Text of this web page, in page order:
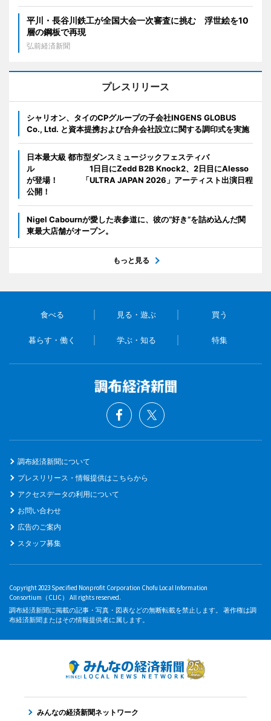
平川・長谷川鉄工が全国大会一次審査に挑む 浮世絵を10
層の鋼板で再現
弘前経済新聞
プレスリリース
シャリオン、タイのCPグループの子会社INGENS GLOBUS
Co., Ltd. と資本提携および合弁会社設立に関する調印式を実施
日本最大級 都市型ダンスミュージックフェスティバ
ル 1日目にZedd B2B Knock2、2日目にAlesso
が登場！ 「ULTRA JAPAN 2026」アーティスト出演日程
公開！
Nigel Cabournが愛した表参道に、彼の“好き”を詰め込んだ関
東最大店舗がオープン。
もっと見る
食べる 見る・遊ぶ 買う
暮らす・働く 学ぶ・知る 特集
調布経済新聞について
プレスリリース・情報提供はこちらから
アクセスデータの利用について
お問い合わせ
広告のご案内
スタッフ募集
Copyright 2023 Specified Nonprofit Corporation Chofu Local Information
Consortium（CLIC） All rights reserved.
調布経済新聞に掲載の記事・写真・図表などの無断転載を禁止します。 著作権は調
布経済新聞またはその情報提供者に属します。
みんなの経済新聞ネットワーク